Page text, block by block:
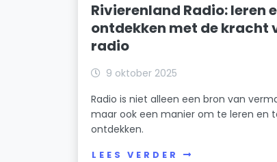
Rivierenland Radio: leren
ontdekken met de kracht
radio
9 oktober 2025
Radio is niet alleen een bron van
maar ook een manier om te leren en
ontdekken.
LEES VERDER